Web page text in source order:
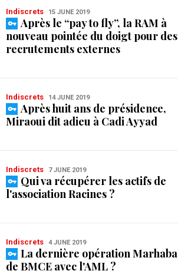
Indiscrets 15 JUNE 2019
Après le “pay to fly”, la RAM à
nouveau pointée du doigt pour des
recrutements externes
Indiscrets 14 JUNE 2019
Après huit ans de présidence,
Miraoui dit adieu à Cadi Ayyad
Indiscrets 7 JUNE 2019
Qui va récupérer les actifs de
l'association Racines ?
Indiscrets 4 JUNE 2019
La dernière opération Marhaba
de BMCE avec l'AML ?